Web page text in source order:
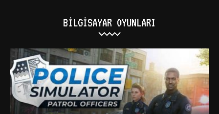
BILGISAYAR OYUNLARI